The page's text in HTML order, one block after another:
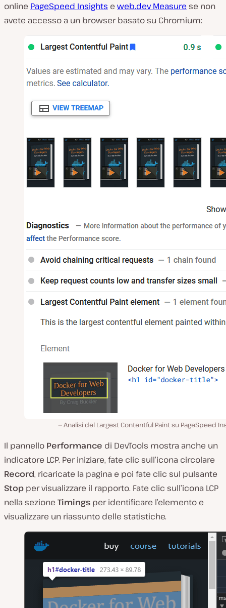
online PageSpeed Insights e web.dev Measure se non
avete accesso a un browser basato su Chromium:
Analisi del Largest Contentful Paint su PageSpeed
Il pannello Performance di DevTools mostra anche un
indicatore LCP. Per iniziare, fate clic sull’icona circolare
Record, ricaricate la pagina e poi fate clic sul pulsante
Stop per visualizzare il rapporto. Fate clic sull’icona LCP
nella sezione Timings per identificare l’elemento e
visualizzare un riassunto delle statistiche.